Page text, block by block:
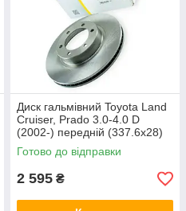
Диск гальмівний Toyota Land
Cruiser, Prado 3.0-4.0 D
(2002-) передній (337.6x28)
ROADHOUSE
Готово до відправки
2 595 ₴